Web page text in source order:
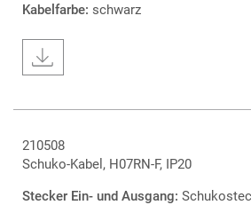
Kabelfarbe: schwarz
210508
Schuko-Kabel, H07RN-F, IP20
Stecker Ein- und Ausgang: